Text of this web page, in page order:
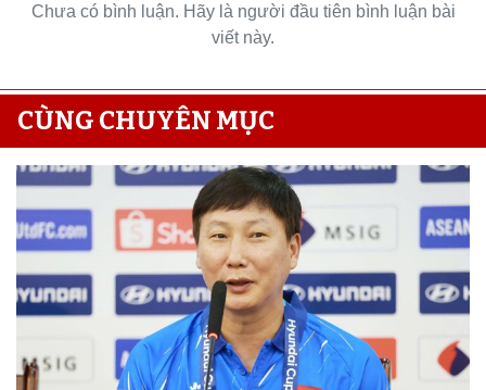
Chưa có bình luận. Hãy là người đầu tiên bình luận bài
viết này.
CÙNG CHUYÊN MỤC